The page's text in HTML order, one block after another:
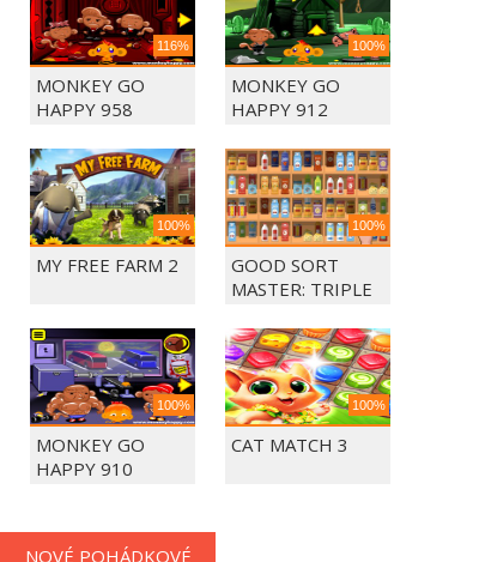
116%
MONKEY GO
HAPPY 958
100%
MONKEY GO
HAPPY 912
100%
MY FREE FARM 2
100%
GOOD SORT
MASTER: TRIPLE
100%
MONKEY GO
HAPPY 910
100%
CAT MATCH 3
NOVÉ POHÁDKOVÉ